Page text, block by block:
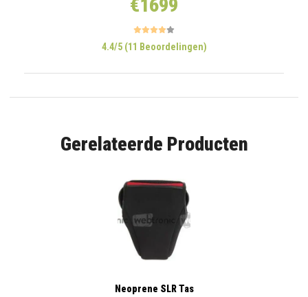
€1699
4.4/5 (11 Beoordelingen)
Gerelateerde Producten
Neoprene SLR Tas